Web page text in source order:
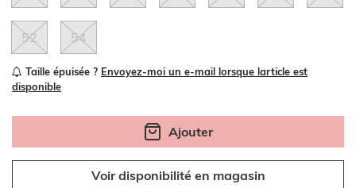
52 54
Taille épuisée ? Envoyez-moi un e-mail lorsque larticle est
disponible
Ajouter
Voir disponibilité en magasin